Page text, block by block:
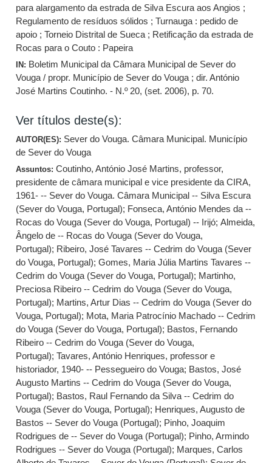
para alargamento da estrada de Silva Escura aos Angios ;
Regulamento de resíduos sólidos ; Turnauga : pedido de
apoio ; Torneio Distrital de Sueca ; Retificação da estrada de
Rocas para o Couto : Papeira
IN: Boletim Municipal da Câmara Municipal de Sever do
Vouga / propr. Município de Sever do Vouga ; dir. António
José Martins Coutinho. - N.º 20, (set. 2006), p. 70.
Ver títulos deste(s):
AUTOR(ES): Sever do Vouga. Câmara Municipal. Município
de Sever do Vouga
Assuntos:Coutinho, António José Martins, professor,
presidente de câmara municipal e vice presidente da CIRA,
1961- -- Sever do Vouga. Câmara Municipal -- Silva Escura
(Sever do Vouga, Portugal); Fonseca, António Mendes da --
Rocas do Vouga (Sever do Vouga, Portugal) -- Irijó;Almeida,
Ângelo de -- Rocas do Vouga (Sever do Vouga,
Portugal); Ribeiro, José Tavares -- Cedrim do Vouga (Sever
do Vouga, Portugal);Gomes, Maria Júlia Martins Tavares --
Cedrim do Vouga (Sever do Vouga, Portugal); Martinho,
Preciosa Ribeiro -- Cedrim do Vouga (Sever do Vouga,
Portugal); Martins, Artur Dias -- Cedrim do Vouga (Sever do
Vouga, Portugal); Mota, Maria Patrocínio Machado -- Cedrim
do Vouga (Sever do Vouga, Portugal); Bastos, Fernando
Ribeiro -- Cedrim do Vouga (Sever do Vouga,
Portugal);Tavares, António Henriques, professor e
historiador, 1940- -- Pessegueiro do Vouga; Bastos, José
Augusto Martins -- Cedrim do Vouga (Sever do Vouga,
Portugal); Bastos, Raul Fernando da Silva -- Cedrim do
Vouga (Sever do Vouga, Portugal); Henriques, Augusto de
Bastos -- Sever do Vouga (Portugal); Pinho, Joaquim
Rodrigues de -- Sever do Vouga (Portugal); Pinho, Armindo
Rodrigues -- Sever do Vouga (Portugal); Marques, Carlos